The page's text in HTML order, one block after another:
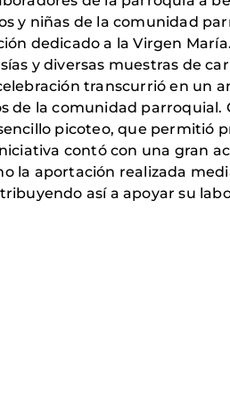
y niñas de la comunidad
dedicado a la Virgen
y diversas muestras de
transcurrió en un
de la comunidad
picoteo, que permitió
contó con una gran
la aportación realizada
así a apoyar su